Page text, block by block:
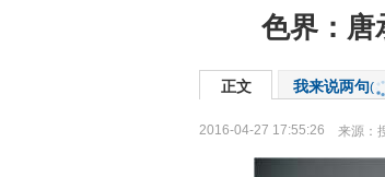
色界：唐
正文 我来说两句(
2016-04-27 17:55:26 来源：